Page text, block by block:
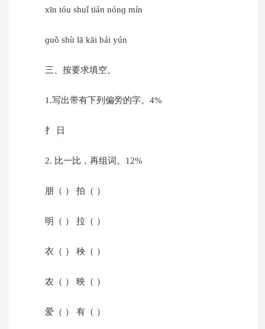
xīn tóu shuǐ tián nónɡ mín
ɡuǒ shù lā kāi bái yún
三、按要求填空。
1.写出带有下列偏旁的字。4%
扌 日
2. 比一比，再组词。12%
朋（ ） 拍（ ）
明（ ） 拉（ ）
衣（ ） 秧（ ）
农（ ） 映（ ）
爱（ ） 有（ ）